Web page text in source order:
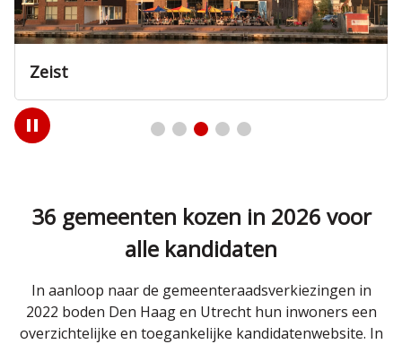
Zeist
Play
/
36 gemeenten kozen in 2026 voor
alle kandidaten
In aanloop naar de gemeenteraadsverkiezingen in
2022 boden Den Haag en Utrecht hun inwoners een
overzichtelijke en toegankelijke kandidatenwebsite. In